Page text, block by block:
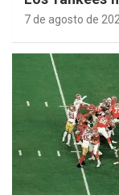
7 de agosto de